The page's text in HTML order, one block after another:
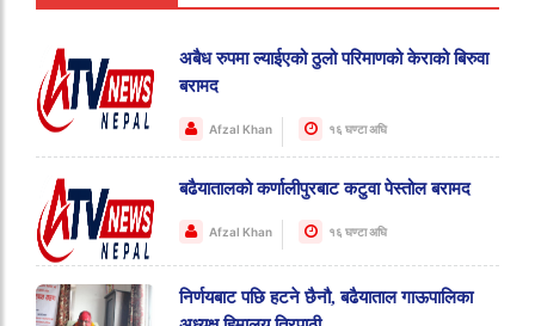
अबैध रुपमा ल्याईएको ठुलो परिमाणको केराको बिरुवा
बरामद
Afzal Khan १६ घण्टा अघि
बढैयातालको कर्णालीपुरबाट कटुवा पेस्तोल बरामद
Afzal Khan १६ घण्टा अघि
निर्णयबाट पछि हटने छैनौ, बढैयाताल गाऊपालिका